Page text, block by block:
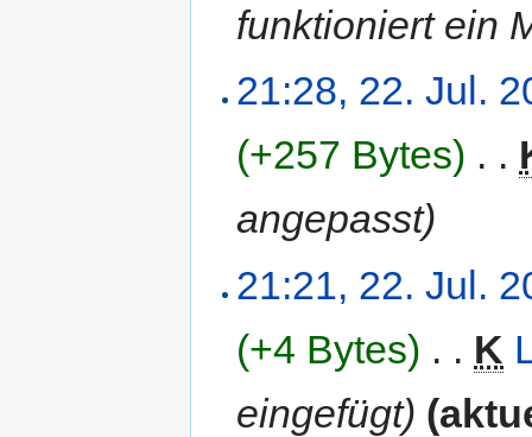
funktioniert ein
21:28, 22. Jul.
(+257 Bytes) . .
angepasst)
21:21, 22. Jul.
(+4 Bytes) . . K
eingefügt)